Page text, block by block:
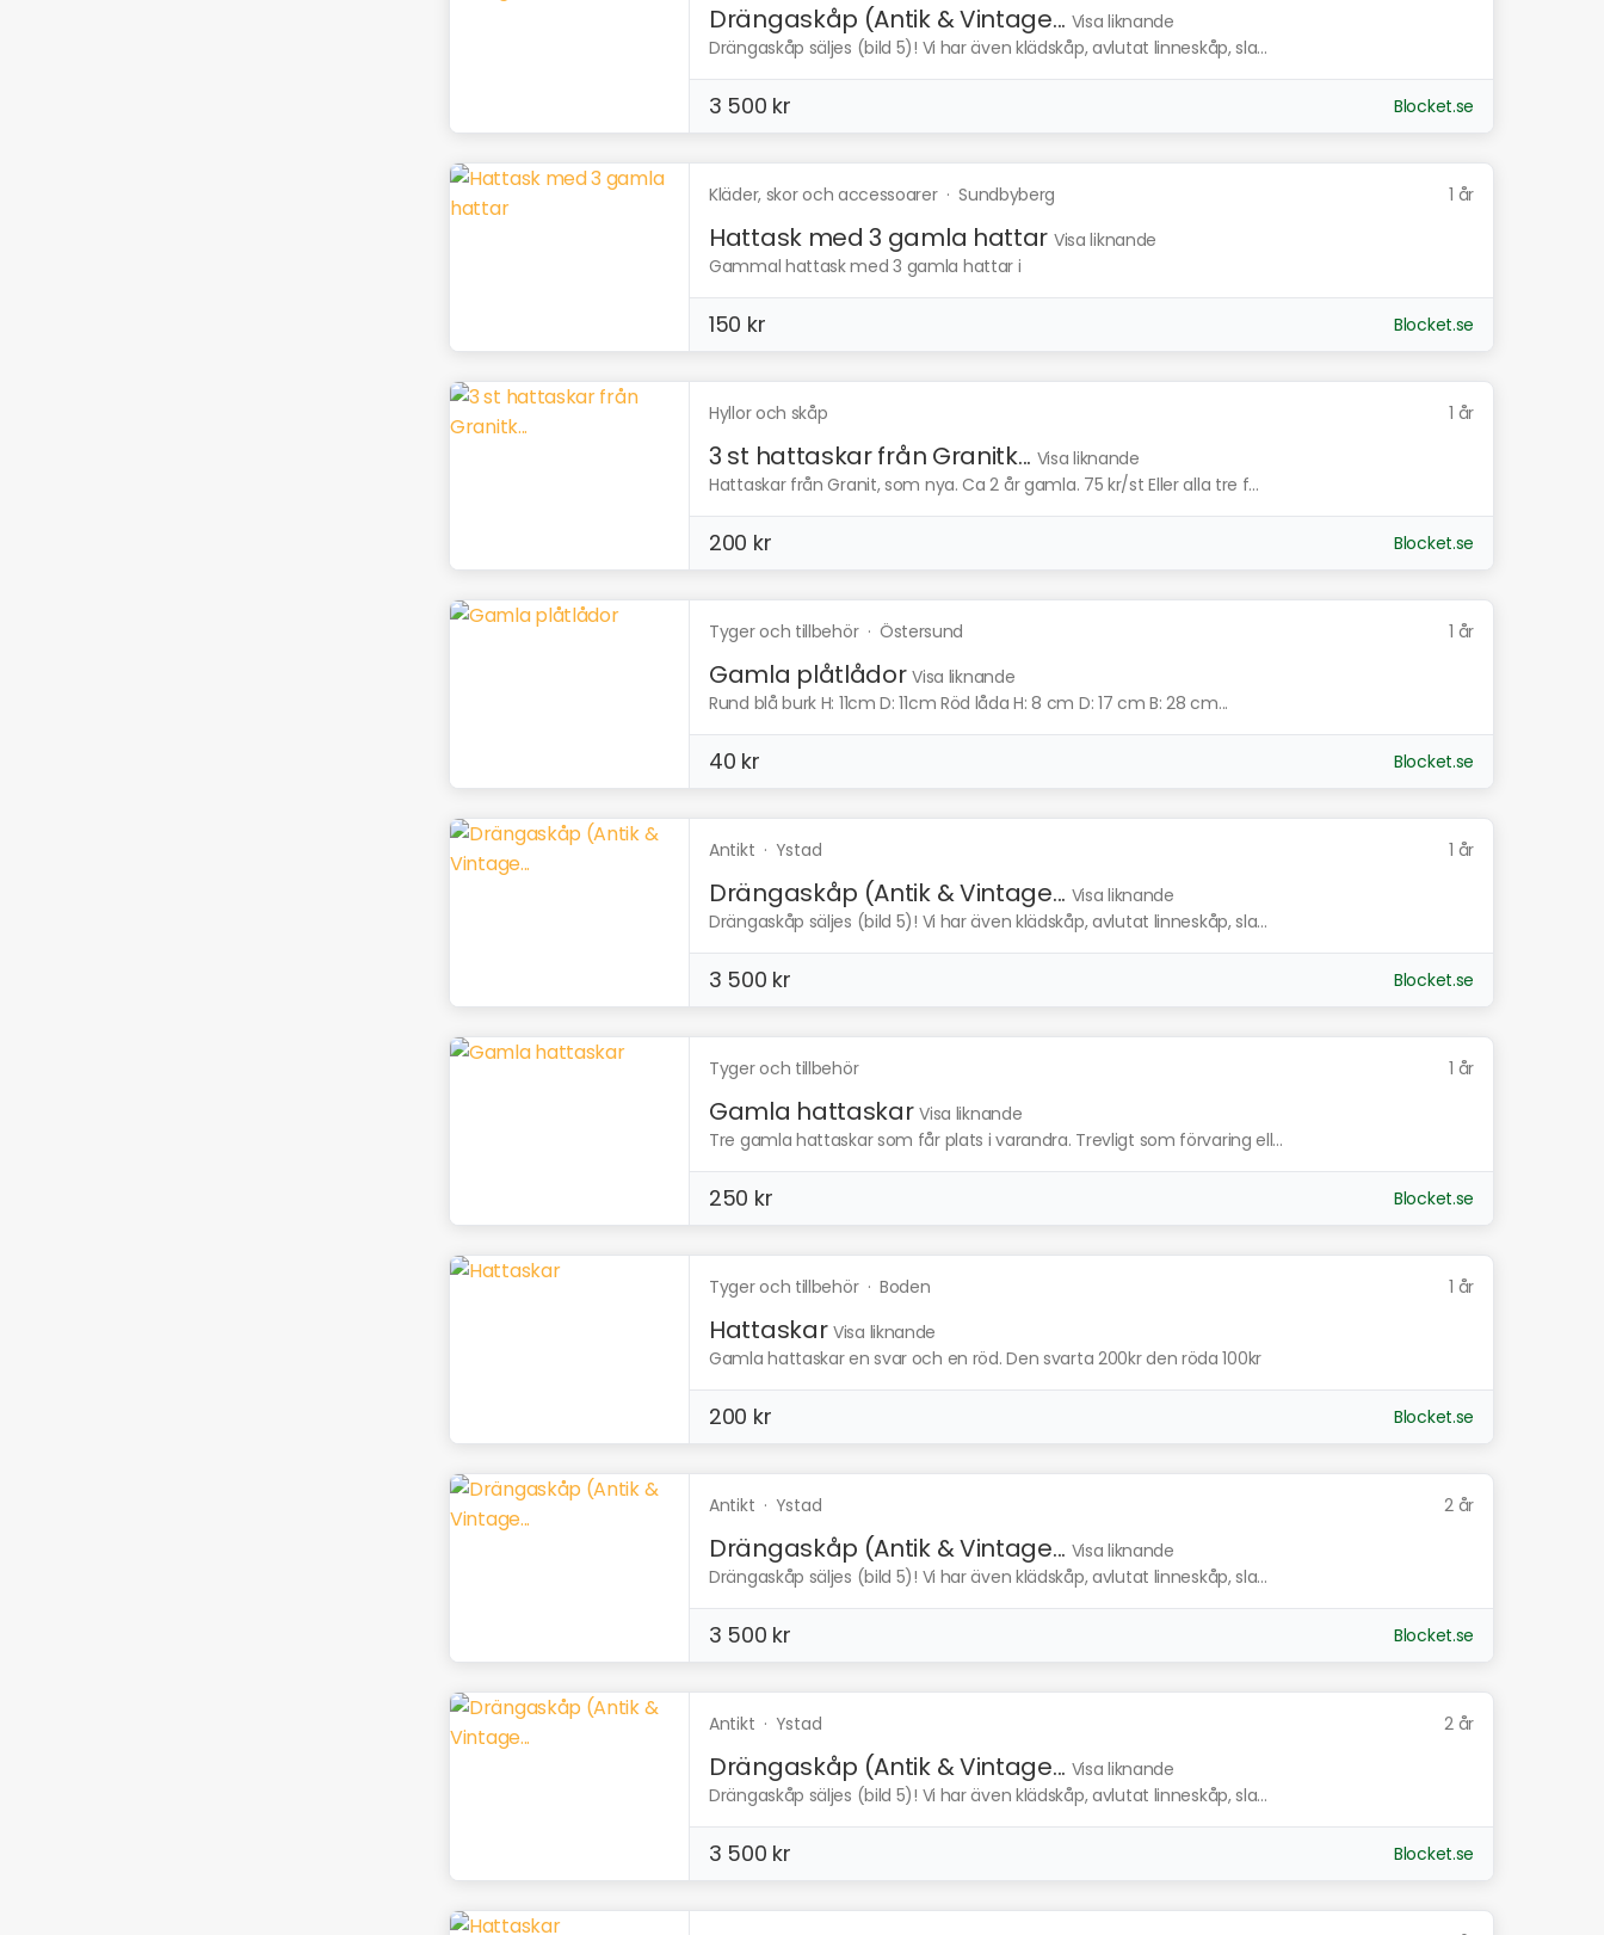
Drängaskåp (Antik & Vintage... Visa liknande
Drängaskåp säljes (bild 5)! Vi har även klädskåp, avlutat linneskåp, sla...
3 500 kr Blocket.se
Kläder, skor och accessoarer·Sundbyberg 1 år
Hattask med 3 gamla hattar Visa liknande
Gammal hattask med 3 gamla hattar i
150 kr Blocket.se
Hyllor och skåp 1 år
3 st hattaskar från Granitk... Visa liknande
Hattaskar från Granit, som nya. Ca 2 år gamla. 75 kr/st Eller alla tre f...
200 kr Blocket.se
Tyger och tillbehör· Östersund 1 år
Gamla plåtlådor Visa liknande
Rund blå burk H: 11cm D: 11cm Röd låda H: 8 cm D: 17 cm B: 28 cm...
40 kr Blocket.se
Antikt · Ystad 1 år
Drängaskåp (Antik & Vintage... Visa liknande
Drängaskåp säljes (bild 5)! Vi har även klädskåp, avlutat linneskåp, sla...
3 500 kr Blocket.se
Tyger och tillbehör 1 år
Gamla hattaskar Visa liknande
Tre gamla hattaskar som får plats i varandra. Trevligt som förvaring ell...
250 kr Blocket.se
Tyger och tillbehör· Boden 1 år
Hattaskar Visa liknande
Gamla hattaskar en svar och en röd. Den svarta 200kr den röda 100kr
200 kr Blocket.se
Antikt · Ystad 2 år
Drängaskåp (Antik & Vintage... Visa liknande
Drängaskåp säljes (bild 5)! Vi har även klädskåp, avlutat linneskåp, sla...
3 500 kr Blocket.se
Antikt · Ystad 2 år
Drängaskåp (Antik & Vintage... Visa liknande
Drängaskåp säljes (bild 5)! Vi har även klädskåp, avlutat linneskåp, sla...
3 500 kr Blocket.se